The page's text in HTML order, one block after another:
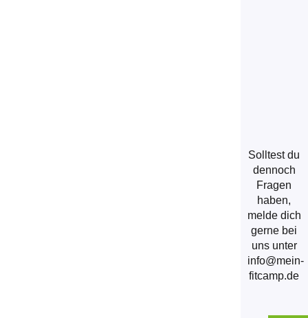
Solltest du
dennoch
Fragen
haben,
melde dich
gerne bei
uns unter
info@mein-
fitcamp.de